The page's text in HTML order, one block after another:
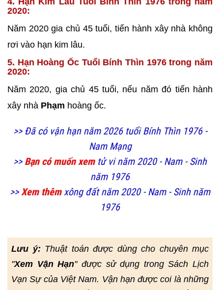
2020:
Năm 2020 gia chủ 45 tuổi, tiến hành xây nhà không
rơi vào hạn kim lâu.
5. Hạn Hoàng Ốc Tuổi Bính Thìn 1976 trong năm
2020:
Năm 2020, gia chủ 45 tuổi, nếu năm đó tiến hành
xây nhà Phạm hoàng ốc.
>> Đã có vận hạn năm 2026 tuổi Bính Thìn 1976 -
Nam Mạng
>> Bạn có muốn xemtử vi năm 2020 - Nam - Sinh
năm 1976
>>Xem thêmxông đất năm 2020 - Nam - Sinh năm
1976
Lưu ý: Thuật toán được dùng cho chuyên mục
"Xem Vận Hạn" được sử dụng trong Sách Lịch
Vạn Sự của Việt Nam. Vận hạn được coi là những